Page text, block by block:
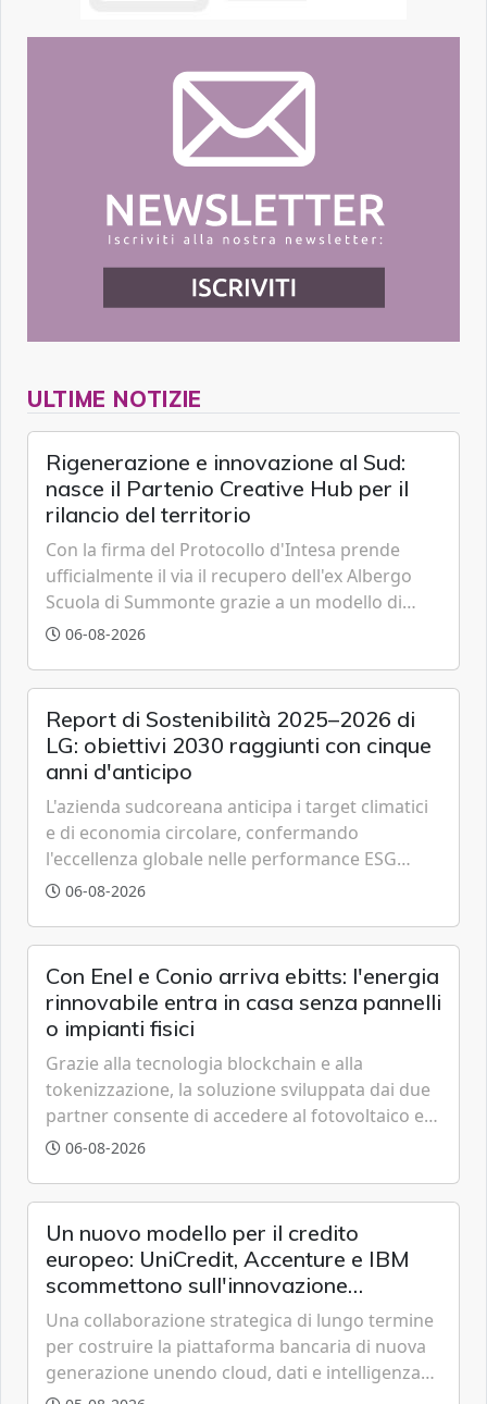
ULTIME NOTIZIE
Rigenerazione e innovazione al Sud:
nasce il Partenio Creative Hub per il
rilancio del territorio
Con la firma del Protocollo d'Intesa prende
ufficialmente il via il recupero dell'ex Albergo
Scuola di Summonte grazie a un modello di
partenariato pubblico-privato e a una rete di
06-08-2026
Report di Sostenibilità 2025–2026 di
LG: obiettivi 2030 raggiunti con cinque
anni d'anticipo
L'azienda sudcoreana anticipa i target climatici
e di economia circolare, confermando
l'eccellenza globale nelle performance ESG
grazie a innovazione, accessibilità e governance
06-08-2026
Con Enel e Conio arriva ebitts: l'energia
rinnovabile entra in casa senza pannelli
o impianti fisici
Grazie alla tecnologia blockchain e alla
tokenizzazione, la soluzione sviluppata dai due
partner consente di accedere al fotovoltaico e
all'eolico ottenendo risparmi diretti in bolletta,
06-08-2026
Un nuovo modello per il credito
europeo: UniCredit, Accenture e IBM
scommettono sull'innovazione
tecnologica
Una collaborazione strategica di lungo termine
per costruire la piattaforma bancaria di nuova
generazione unendo cloud, dati e intelligenza
artificiale.